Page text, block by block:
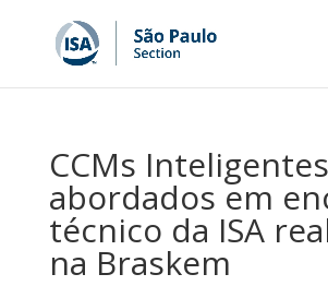
CCMs
abordados em
técnico da ISA
na Braskem